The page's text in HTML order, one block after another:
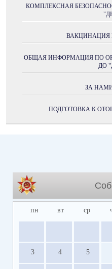
КОМПЛЕКСНАЯ
ВАКЦИНАЦИЯ
ОБЩАЯ ИНФОРМАЦИЯ ПО
ДО
ЗА
ПОДГОТОВКА К
пн вт ср
3 4 5